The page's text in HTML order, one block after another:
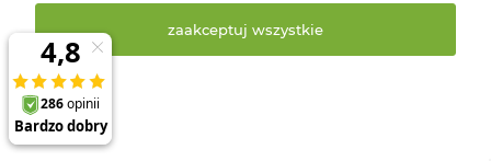
wartościowymi źródłami białka roślinnego, błonnika,
witamin i minerałów, ale każda z nich ma swoje
unikalne cechy.
Soczewica
zaakceptuj wszystkie